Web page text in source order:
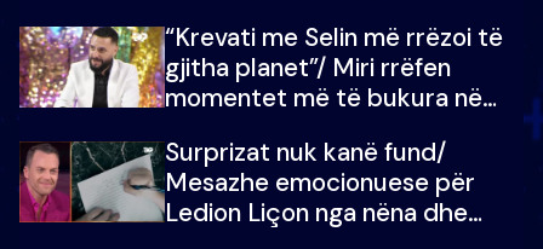
“Krevati me Selin më rrëzoi të
gjitha planet”/ Miri rrëfen
momentet më të bukura në
mungojë zilja e mëngjesit kur…
Surprizat nuk kanë fund/
Mesazhe emocionuese për
Ledion Liçon nga nëna dhe